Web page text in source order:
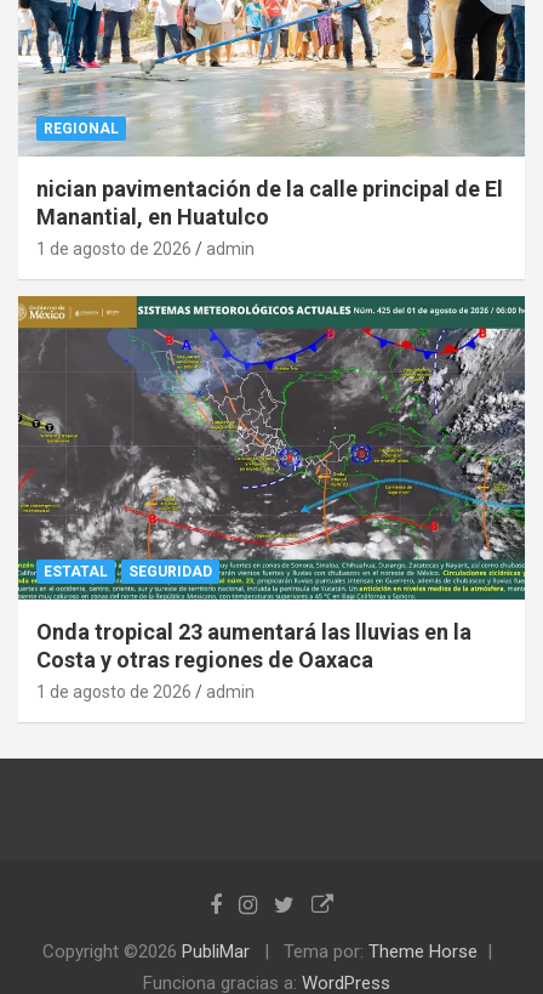
REGIONAL
nician pavimentación de la calle principal de El
Manantial, en Huatulco
1 de agosto de 2026 admin
ESTATAL SEGURIDAD
Onda tropical 23 aumentará las lluvias en la
Costa y otras regiones de Oaxaca
1 de agosto de 2026 admin
Copyright ©2026 PubliMar Tema por: Theme Horse
Funciona gracias a: WordPress